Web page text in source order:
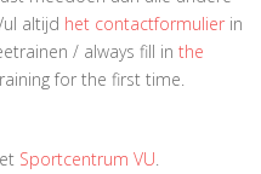
altijd het contactformulierin
/ always fill in the
for the first time.
Sportcentrum VU.